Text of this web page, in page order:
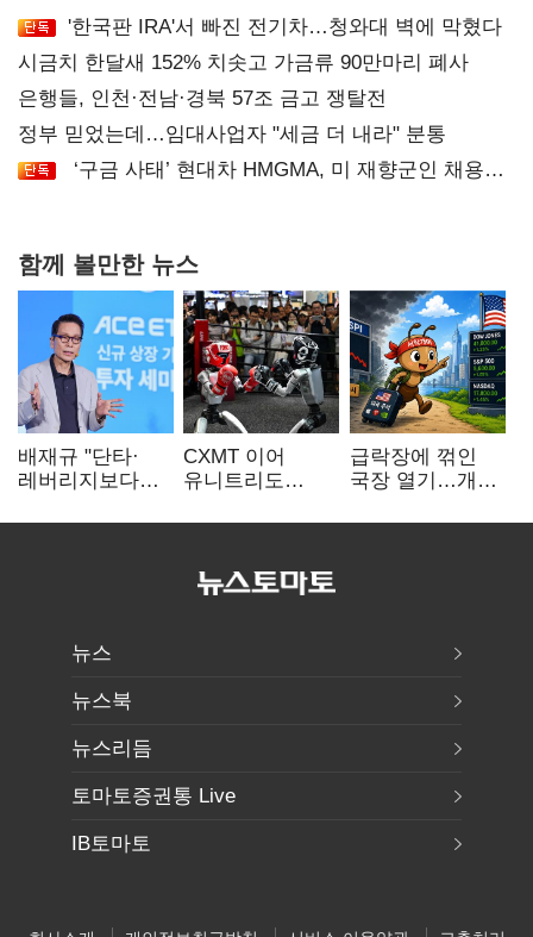
'한국판 IRA'서 빠진 전기차…청와대 벽에 막혔다
시금치 한달새 152% 치솟고 가금류 90만마리 폐사
은행들, 인천·전남·경북 57조 금고 쟁탈전
정부 믿었는데…임대사업자 "세금 더 내라" 분통
‘구금 사태’ 현대차 HMGMA, 미 재향군인 채용
함께 볼만한 뉴스
배재규 "단타·
레버리지보다
장기투자…
CXMT 이어
유니트리도
영향 '촉각'
급락장에 꺾인
국장 열기…개인
해외로
뉴스
뉴스북
뉴스리듬
토마토증권통 Live
IB토마토